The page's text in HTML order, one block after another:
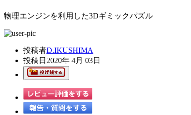
物理エンジンを利用した3Dギミックパズル
投稿者D.IKUSHIMA
投稿日 2020年 4月 03日